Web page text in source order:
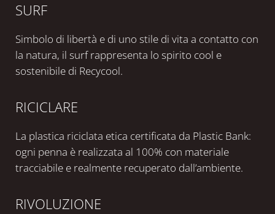
SURF
Simbolo di libertà e di uno stile di vita a contatto con
la natura, il surf rappresenta lo spirito cool e
sostenibile di Recycool.
RICICLARE
La plastica riciclata etica certificata da Plastic Bank:
ogni penna è realizzata al 100% con materiale
tracciabile e realmente recuperato dall’ambiente.
RIVOLUZIONE